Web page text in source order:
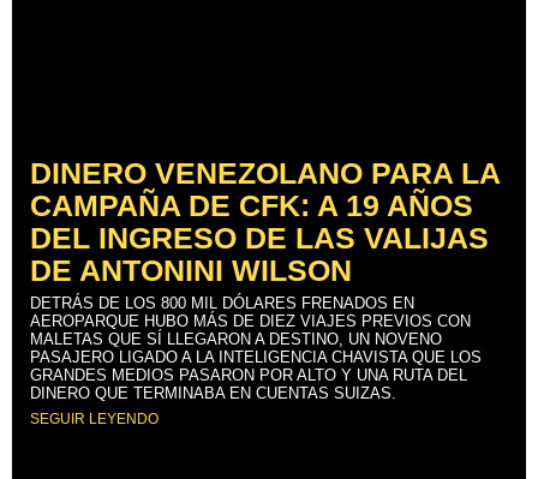
DINERO VENEZOLANO PARA LA
CAMPAÑA DE CFK: A 19 AÑOS
DEL INGRESO DE LAS VALIJAS
DE ANTONINI WILSON
DETRÁS DE LOS 800 MIL DÓLARES FRENADOS EN
AEROPARQUE HUBO MÁS DE DIEZ VIAJES PREVIOS CON
MALETAS QUE SÍ LLEGARON A DESTINO, UN NOVENO
PASAJERO LIGADO A LA INTELIGENCIA CHAVISTA QUE LOS
GRANDES MEDIOS PASARON POR ALTO Y UNA RUTA DEL
DINERO QUE TERMINABA EN CUENTAS SUIZAS.
SEGUIR LEYENDO